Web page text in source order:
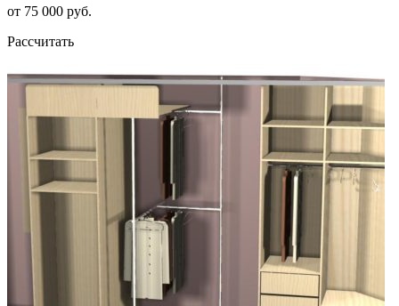
от 75 000 руб.
Рассчитать